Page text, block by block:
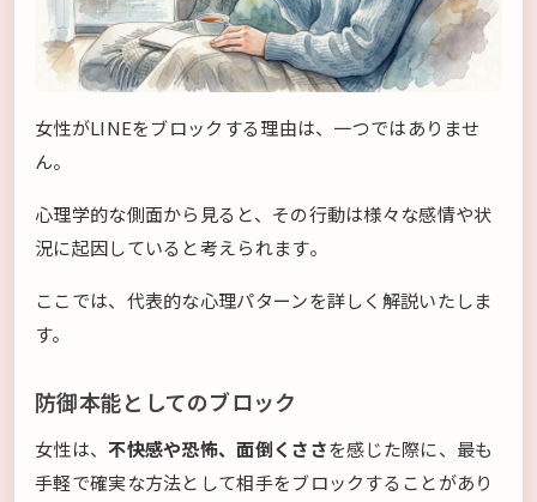
女性がLINEをブロックする理由は、一つではありませ
ん。
心理学的な側面から見ると、その行動は様々な感情や状
況に起因していると考えられます。
ここでは、代表的な心理パターンを詳しく解説いたしま
す。
防御本能としてのブロック
女性は、不快感や恐怖、面倒くささを感じた際に、最も
手軽で確実な方法として相手をブロックすることがあり